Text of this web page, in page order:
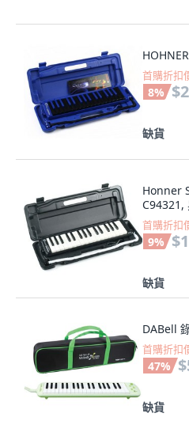
首購折扣
8%
缺貨
Honner
C94321,
首購折扣
9%
缺貨
DABell
首購折扣
47%
缺貨